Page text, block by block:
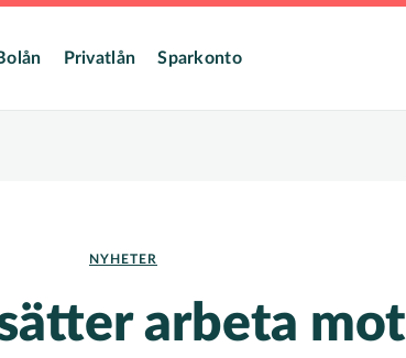
Privatlån Sparkonto
NYHETER
arbeta mot